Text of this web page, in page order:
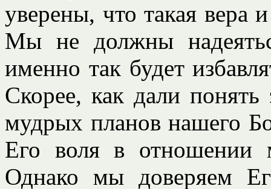
уверены, что такая вера
Мы не должны
именно так будет
Скорее, как дали
мудрых планов нашего
Его воля в отношении
Однако мы доверяем